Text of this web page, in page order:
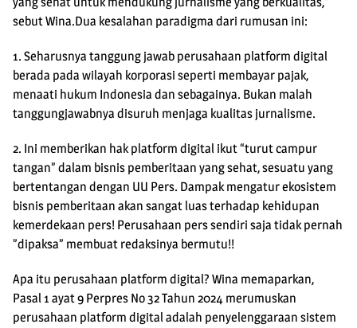
sebut Wina.Dua kesalahan paradigma dari rumusan ini:
1. Seharusnya tanggung jawab perusahaan platform digital
berada pada wilayah korporasi seperti membayar pajak,
menaati hukum Indonesia dan sebagainya. Bukan malah
tanggungjawabnya disuruh menjaga kualitas jurnalisme.
2. Ini memberikan hak platform digital ikut “turut campur
tangan” dalam bisnis pemberitaan yang sehat, sesuatu yang
bertentangan dengan UU Pers. Dampak mengatur ekosistem
bisnis pemberitaan akan sangat luas terhadap kehidupan
kemerdekaan pers! Perusahaan pers sendiri saja tidak pernah
”dipaksa” membuat redaksinya bermutu!!
Apa itu perusahaan platform digital? Wina memaparkan,
Pasal 1 ayat 9 Perpres No 32 Tahun 2024 merumuskan
perusahaan platform digital adalah penyelenggaraan sistem